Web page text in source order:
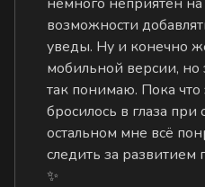
возможности
уведы. Ну и конечно
мобильной версии, но
так понимаю. Пока что
бросилось в глаза
остальном мне всё
следить за
✨